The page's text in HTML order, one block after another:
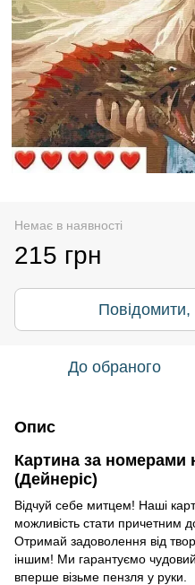
Немає в наявності
215 грн
Повідомити,
До обраного
Опис
Картина за номерами
(Дейнеріс)
Відчуй себе митцем! Наші
можливість стати причетним
Отримай задоволення від
іншим! Ми гарантуємо чудовий
вперше візьме пензля у руки.